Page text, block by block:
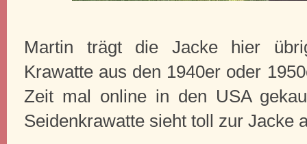
Martin trägt die Jacke hier
Krawatte aus den 1940er oder
Zeit mal online in den USA
Seidenkrawatte sieht toll zur Jacke